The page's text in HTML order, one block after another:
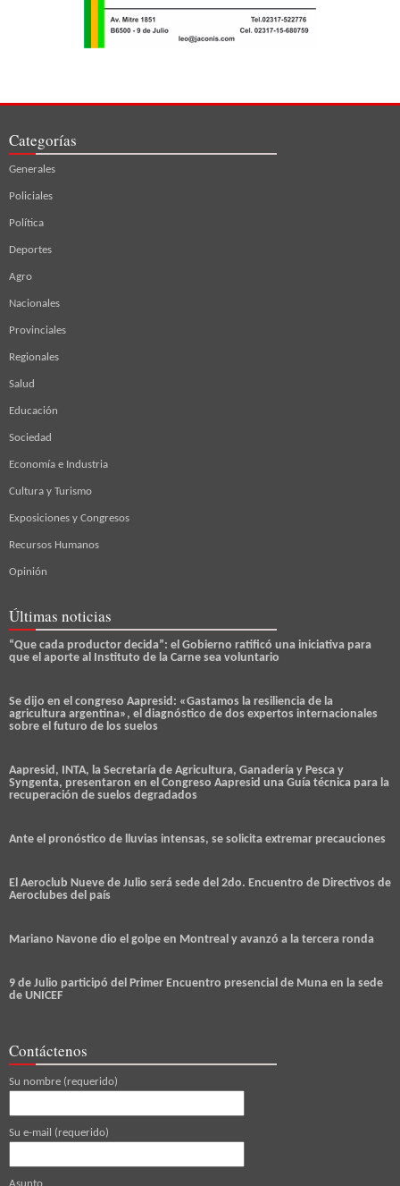
Categorías
Generales
Policiales
Política
Deportes
Agro
Nacionales
Provinciales
Regionales
Salud
Educación
Sociedad
Economía e Industria
Cultura y Turismo
Exposiciones y Congresos
Recursos Humanos
Opinión
Últimas noticias
“Que cada productor decida”: el Gobierno ratificó una iniciativa para
que el aporte al Instituto de la Carne sea voluntario
Se dijo en el congreso Aapresid: «Gastamos la resiliencia de la
agricultura argentina», el diagnóstico de dos expertos internacionales
sobre el futuro de los suelos
Aapresid, INTA, la Secretaría de Agricultura, Ganadería y Pesca y
Syngenta, presentaron en el Congreso Aapresid una Guía técnica para la
recuperación de suelos degradados
Ante el pronóstico de lluvias intensas, se solicita extremar precauciones
El Aeroclub Nueve de Julio será sede del 2do. Encuentro de Directivos de
Aeroclubes del país
Mariano Navone dio el golpe en Montreal y avanzó a la tercera ronda
9 de Julio participó del Primer Encuentro presencial de Muna en la sede
de UNICEF
Contáctenos
Su nombre (requerido)
Su e-mail (requerido)